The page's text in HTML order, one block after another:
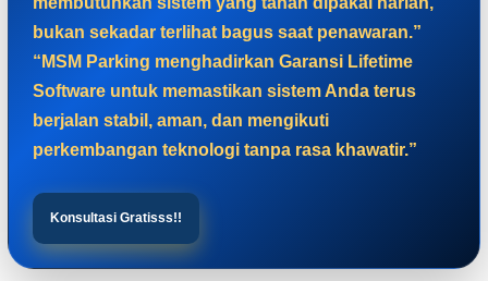
bukan sekadar terlihat bagus saat penawaran.”
“MSM Parking menghadirkan Garansi Lifetime
Software untuk memastikan sistem Anda terus
berjalan stabil, aman, dan mengikuti
perkembangan teknologi tanpa rasa khawatir.”
Konsultasi Gratisss!!